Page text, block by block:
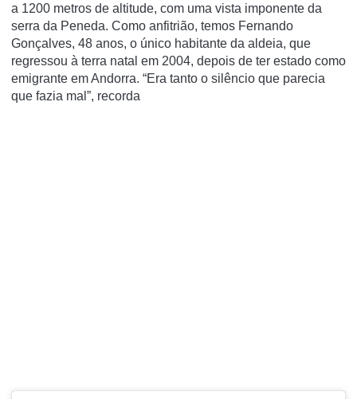
a 1200 metros de altitude, com uma vista imponente da
serra da Peneda. Como anfitrião, temos Fernando
Gonçalves, 48 anos, o único habitante da aldeia, que
regressou à terra natal em 2004, depois de ter estado como
emigrante em Andorra. “Era tanto o silêncio que parecia
que fazia mal”, recorda